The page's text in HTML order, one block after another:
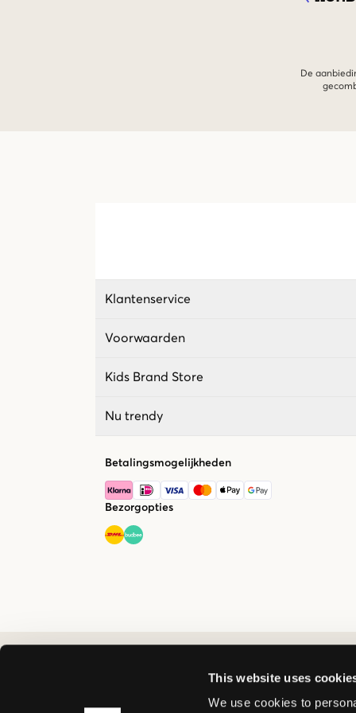
This website uses
We use cookies to
De
Klantenservice
Voorwaarden
Kids Brand Store
Nu trendy
Betalingsmogelijkheden
Bezorgopties